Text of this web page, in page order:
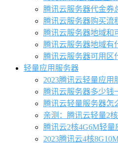
腾讯云服务器代金券
腾讯云服务器购买流
腾讯云服务器地域和
腾讯云服务器地域有
腾讯云服务器可用区
轻量应用服务器
2023腾讯云轻量应用
腾讯云服务器多少钱
腾讯云轻量服务器怎
亲测：腾讯云轻量2
腾讯云2核4G6M轻量
2023腾讯云4核